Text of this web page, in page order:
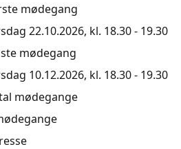
mødegang
22.10.2026, kl. 18.30 - 19.30
mødegang
10.12.2026, kl. 18.30 - 19.30
mødegange